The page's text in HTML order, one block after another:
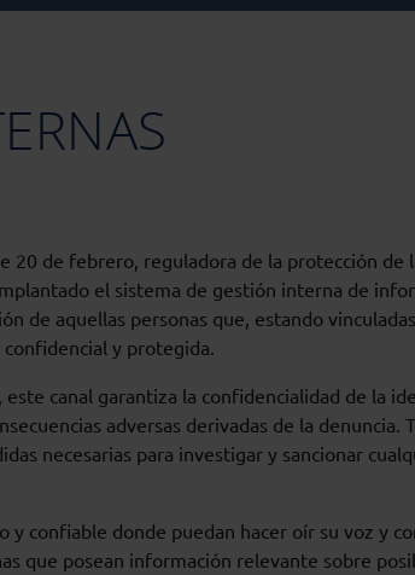
20 de febrero, reguladora de la protección de
el sistema de gestión interna de
de aquellas personas que, estando
y protegida.
canal garantiza la confidencialidad de la
adversas derivadas de la denuncia.
necesarias para investigar y sancionar
confiable donde puedan hacer oír su voz y
que posean información relevante sobre